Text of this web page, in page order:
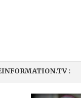
: